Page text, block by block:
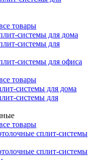
товары
системы для дома
системы для
системы для офиса
товары
системы для дома
системы для
товары
сплит-системы
сплит-системы